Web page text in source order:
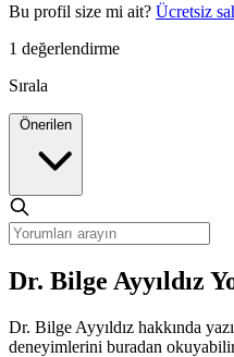
Bu profil size mi ait? Ücretsiz
1 değerlendirme
Sırala
Dr. Bilge Ayyıldız
Dr. Bilge Ayyıldız hakkında
deneyimlerini buradan